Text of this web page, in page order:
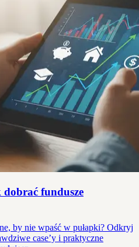
dobrać fundusze
by nie wpaść w pułapki? Odkryj
case’y i praktyczne